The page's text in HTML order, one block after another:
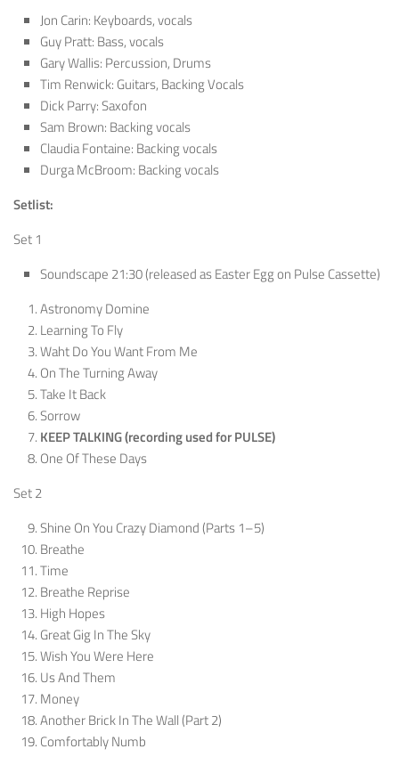
Jon Carin: Keyboards, vocals
Guy Pratt: Bass, vocals
Gary Wallis: Percussion, Drums
Tim Renwick: Guitars, Backing Vocals
Dick Parry: Saxofon
Sam Brown: Backing vocals
Claudia Fontaine: Backing vocals
Durga McBroom: Backing vocals
Setlist:
Set 1
Soundscape 21:30 (released as Easter Egg on Pulse Cassette)
Astronomy Domine
Learning To Fly
Waht Do You Want From Me
On The Turning Away
Take It Back
Sorrow
KEEP TALKING (recording used for PULSE)
One Of These Days
Set 2
Shine On You Crazy Diamond (Parts 1–5)
Breathe
Time
Breathe Reprise
High Hopes
Great Gig In The Sky
Wish You Were Here
Us And Them
Money
Another Brick In The Wall (Part 2)
Comfortably Numb